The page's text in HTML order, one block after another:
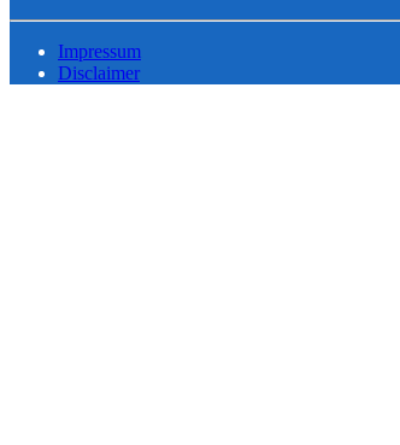
Impressum
Disclaimer